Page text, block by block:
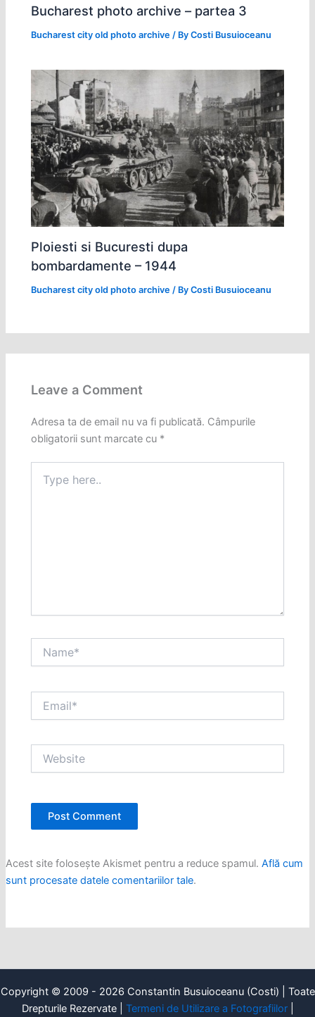
Bucharest photo archive – partea 3
Bucharest city old photo archive / ByCosti Busuioceanu
Ploiesti si Bucuresti dupa
bombardamente – 1944
Bucharest city old photo archive / ByCosti Busuioceanu
Leave a Comment
Adresa ta de email nu va fi publicată. Câmpurile
obligatorii sunt marcate cu *
here..
Acest site folosește Akismet pentru a reduce spamul. Află cum
sunt procesate datele comentariilor tale.
Copyright © 2009 - 2026 Constantin Busuioceanu (Costi) | Toate
Drepturile Rezervate | Termeni de Utilizare a Fotografiilor|